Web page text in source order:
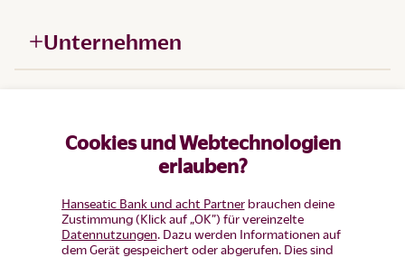
Cookies und Webtechnologien
erlauben?
Hanseatic Bank und acht Partnerbrauchen deine
Zustimmung (Klick auf „OK”) für vereinzelte
Datennutzungen. Dazu werden Informationen auf
dem Gerät gespeichert oder abgerufen. Dies sind
Unternehmen
Produkte